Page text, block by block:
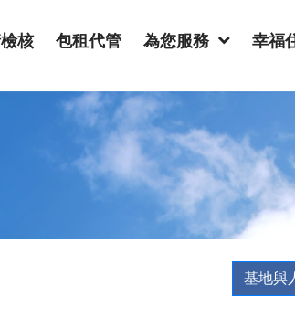
核 包租代管 為您服務 幸福
基地與